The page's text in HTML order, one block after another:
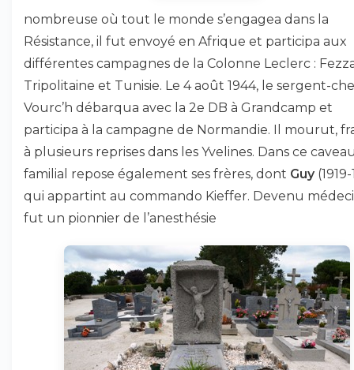
nombreuse où tout le monde s’engagea dans la
Résistance, il fut envoyé en Afrique et participa aux
différentes campagnes de la Colonne Leclerc :
Tripolitaine et Tunisie. Le 4 août 1944, le sergent-
Vourc’h débarqua avec la 2e DB à Grandcamp et
participa à la campagne de Normandie. Il mourut,
à plusieurs reprises dans les Yvelines. Dans ce
familial repose également ses frères, dont Guy
qui appartint au commando Kieffer. Devenu
fut un pionnier de l’anesthésie